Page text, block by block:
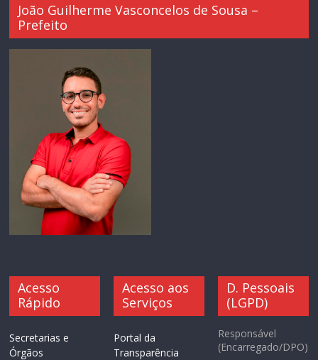
João Guilherme Vasconcelos de Sousa –
Prefeito
Acesso
Rápido
Secretarias e
Órgãos
Acesso aos
Serviços
Portal da
Transparência
D. Pessoais
(LGPD)
Responsável
(Encarregado/DPO)